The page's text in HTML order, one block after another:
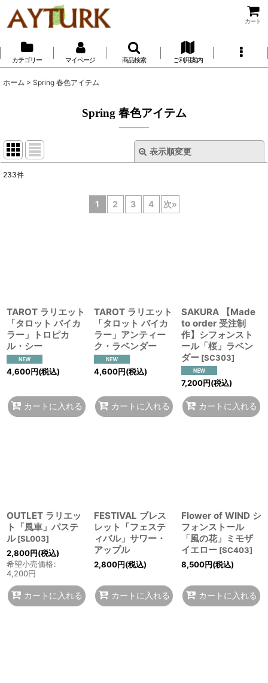
カート
カテゴリー マイページ 商品検索 ご利用案内
ホーム > Spring 春色アイテム
Spring 春色アイテム
表示順変更
233件
1 2 3 4 次»
TAROT ラリエット
「タロット バイカ
ラー」トロピカ
ル・シー
4,600円(税込)
カートに入れる
TAROT ラリエット
「タロット バイカ
ラー」アンティー
ク・ラベンダー
4,600円(税込)
カートに入れる
SAKURA 【Made
to order 受注制
作】シフォンスト
ール「桜」ラベン
ダー [SC303]
7,200円(税込)
カートに入れる
OUTLET ラリエッ
ト「風車」パステ
ル [SL003]
2,800円(税込)
希望小売価格:
4,200円
カートに入れる
FESTIVAL ブレス
レット「フェステ
ィバル」サワー・
アップル
2,800円(税込)
カートに入れる
Flower of WIND シ
フォンストール
「風の花」ミモザ
イエロー [SC403]
8,500円(税込)
カートに入れる